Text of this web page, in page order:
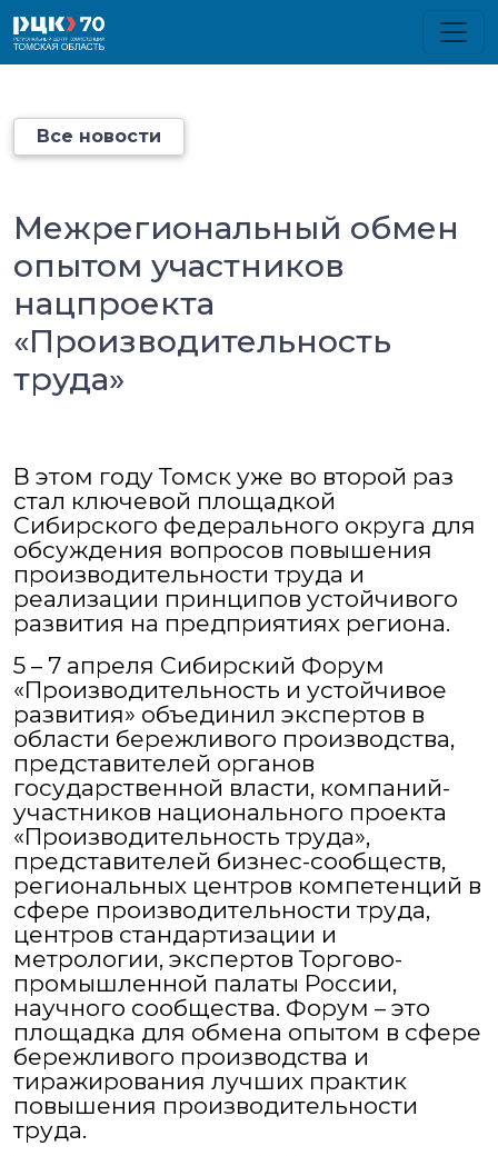
Все новости
Межрегиональный обмен
опытом участников
нацпроекта
«Производительность
труда»
В этом году Томск уже во второй раз
стал ключевой площадкой
Сибирского федерального округа для
обсуждения вопросов повышения
производительности труда и
реализации принципов устойчивого
развития на предприятиях региона.
5 – 7 апреля Сибирский Форум
«Производительность и устойчивое
развития» объединил экспертов в
области бережливого производства,
представителей органов
государственной власти, компаний-
участников национального проекта
«Производительность труда»,
представителей бизнес-сообществ,
региональных центров компетенций в
сфере производительности труда,
центров стандартизации и
метрологии, экспертов Торгово-
промышленной палаты России,
научного сообщества. Форум – это
площадка для обмена опытом в сфере
бережливого производства и
тиражирования лучших практик
повышения производительности
труда.